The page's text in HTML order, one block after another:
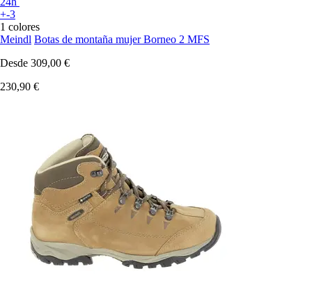
+-3
1 colores
Meindl Botas de montaña mujer Borneo 2 MFS
Desde 309,00 €
230,90 €